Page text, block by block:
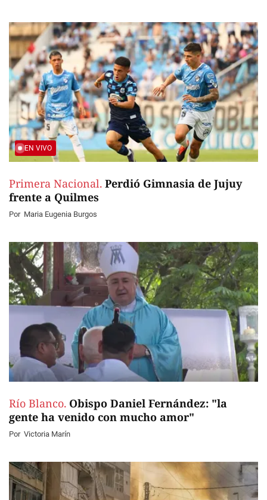
EN VIVO
Primera Nacional. Perdió Gimnasia de Jujuy
frente a Quilmes
Por Maria Eugenia Burgos
Río Blanco. Obispo Daniel Fernández: "la
gente ha venido con mucho amor"
Por Victoria Marín